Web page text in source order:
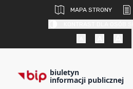
MAPA STRONY
biuletyn
informacji publicznej